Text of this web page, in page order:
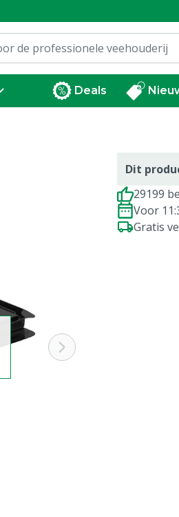
Deals
Dit
29199
Voor
Gratis